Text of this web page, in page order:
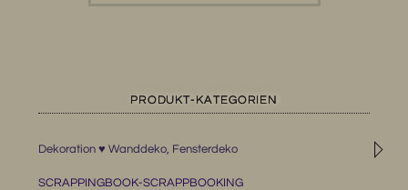
PRODUKT-KATEGORIEN
◹
Dekoration ♥ Wanddeko, Fensterdeko
SCRAPPINGBOOK-SCRAPPBOOKING